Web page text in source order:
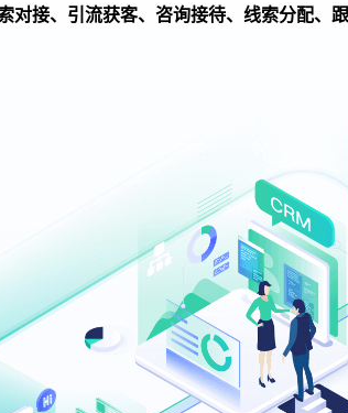
对接、引流获客、咨询接待、线索分配、